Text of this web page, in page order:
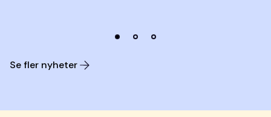
1 2
3
Se fler nyheter